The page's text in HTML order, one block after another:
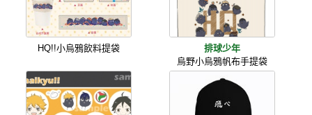
HQ!!小烏鴉飲料提袋
排球少年
烏野小烏鴉帆布手提袋